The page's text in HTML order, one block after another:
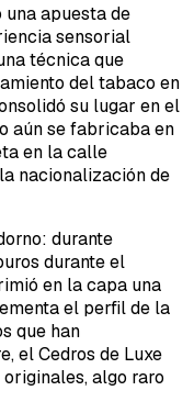
una apuesta de
sensorial
técnica que
del tabaco en
su lugar en el
aún se fabricaba en
en la calle
nacionalización de
durante
durante el
en la capa una
el perfil de la
que han
el Cedros de Luxe
algo raro